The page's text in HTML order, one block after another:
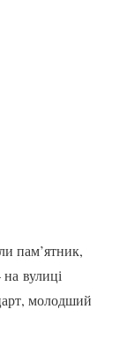
пам’ятник,
вулиці
молодший